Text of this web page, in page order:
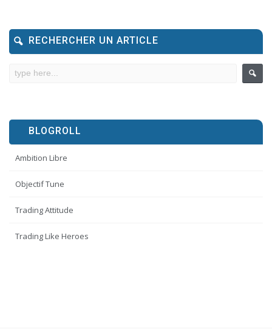
RECHERCHER UN ARTICLE
BLOGROLL
Ambition Libre
Objectif Tune
Trading Attitude
Trading Like Heroes